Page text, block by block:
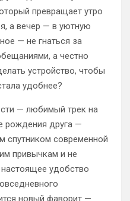
превращает утро
а вечер — в уютную
— не гнаться за
а честно
устройство, чтобы
удобнее?
— любимый трек на
рождения друга —
спутником современной
привычкам и не
удобство
новый фаворит —